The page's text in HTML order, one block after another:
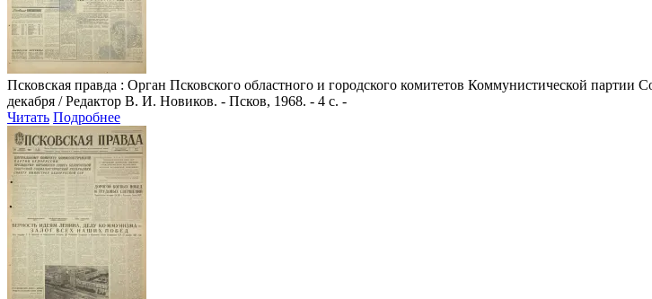
Псковская правда : Орган Псковского областного и городского комитетов Коммунистической партии
декабря / Редактор В. И. Новиков. - Псков, 1968. - 4 с. -
Читать Подробнее